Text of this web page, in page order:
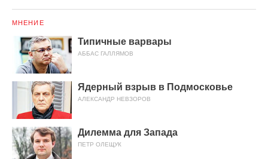
МНЕНИЕ
Типичные варвары
АББАС ГАЛЛЯМОВ
Ядерный взрыв в Подмосковье
АЛЕКСАНДР НЕВЗОРОВ
Дилемма для Запада
ПЕТР ОЛЕЩУК